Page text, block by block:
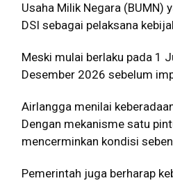
Usaha Milik Negara
DSI sebagai pelaksana
Meski mulai berlaku pada 1
Desember 2026 sebelum
Airlangga menilai
Dengan mekanisme satu
mencerminkan kondisi
Pemerintah juga berharap